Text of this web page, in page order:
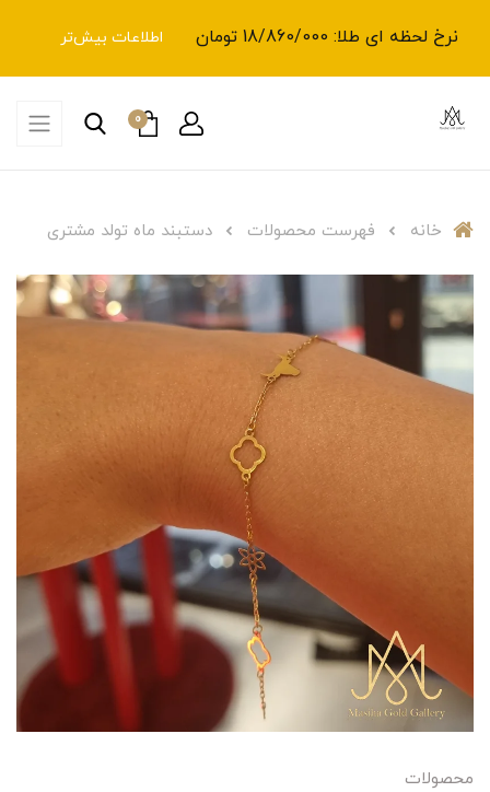
نرخ لحظه ای طلا: 18/860/000 تومان اطلاعات بیش‌تر
0
خانه فهرست محصولات دستبند ماه تولد مشتری
محصولات